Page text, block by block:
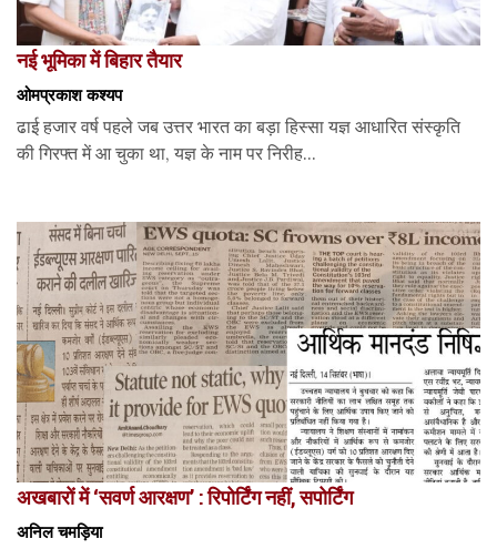
नई भूमिका में बिहार तैयार
ओमप्रकाश कश्यप
ढाई हजार वर्ष पहले जब उत्तर भारत का बड़ा हिस्सा यज्ञ आधारित संस्कृति
की गिरफ्त में आ चुका था, यज्ञ के नाम पर निरीह...
अखबारों में ‘सवर्ण आरक्षण’ : रिपोर्टिंग नहीं, सपोर्टिंग
अनिल चमड़िया